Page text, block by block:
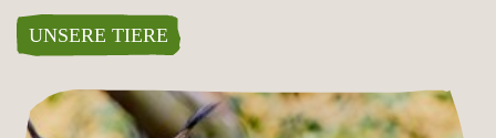
UNSERE TIERE